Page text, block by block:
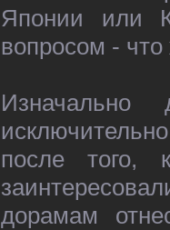
Японии или
вопросом -
Изначально
после того,
дорамам